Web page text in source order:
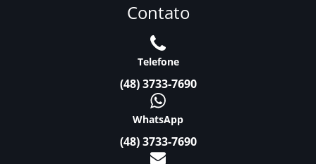
Contato
Telefone
(48) 3733-7690
WhatsApp
(48) 3733-7690